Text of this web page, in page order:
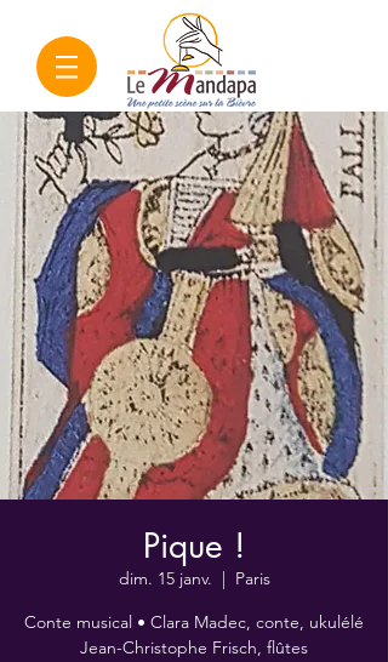
Pique !
dim. 15 janv.
  |
Paris
Conte musical • Clara Madec, conte, ukulélé
Jean-Christophe Frisch, flûtes